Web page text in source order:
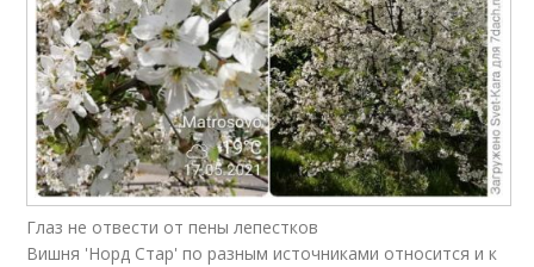
Глаз не отвести от пены лепестков
Вишня 'Норд Стар' по разным источниками относится и к